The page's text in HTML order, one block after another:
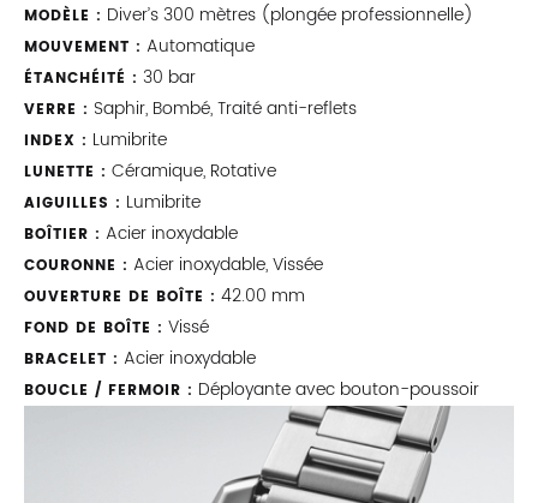
MODÈLE : Diver’s 300 mètres (plongée professionnelle)
MOUVEMENT : Automatique
ÉTANCHÉITÉ : 30 bar
VERRE : Saphir, Bombé, Traité anti-reflets
INDEX : Lumibrite
LUNETTE : Céramique, Rotative
AIGUILLES : Lumibrite
BOÎTIER : Acier inoxydable
COURONNE : Acier inoxydable, Vissée
OUVERTURE DE BOÎTE : 42.00 mm
FOND DE BOÎTE : Vissé
BRACELET : Acier inoxydable
BOUCLE / FERMOIR : Déployante avec bouton-poussoir